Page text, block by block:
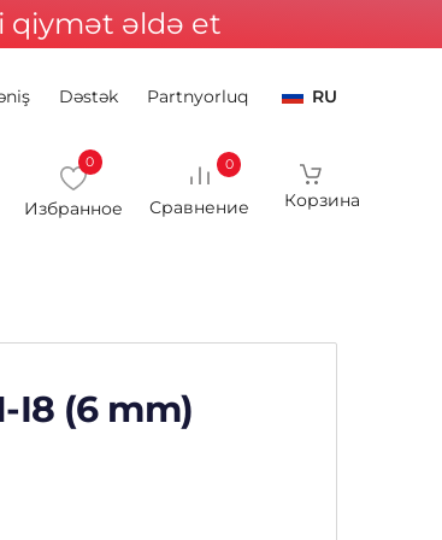
qiymət əldə et
Dəstək Partnyorluq RU
0 0
I8 (6 mm)